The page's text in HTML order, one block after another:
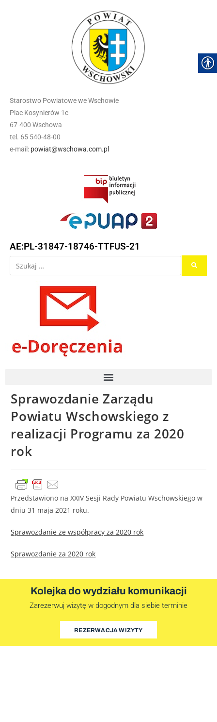
Starostwo Powiatowe we Wschowie
Plac Kosynierów 1c
67-400 Wschowa
tel. 65 540-48-00
e-mail: powiat@wschowa.com.pl
AE:PL-31847-18746-TTFUS-21
Sprawozdanie Zarządu
Powiatu Wschowskiego z
realizacji Programu za 2020
rok
Przedstawiono na XXIV Sesji Rady Powiatu Wschowskiego w
dniu 31 maja 2021 roku.
Sprawozdanie ze współpracy za 2020 rok
Sprawozdanie za 2020 rok
Kolejka do wydziału komunikacji
Zarezerwuj wizytę w dogodnym dla siebie terminie
REZERWACJA WIZYTY